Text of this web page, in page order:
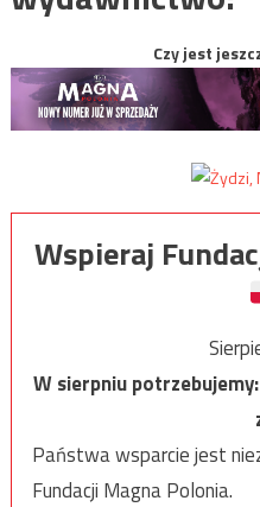
Czy jest
Wspieraj
W sierpniu potrzebujemy:
Państwa wsparcie jest
Fundacji Magna Polonia.